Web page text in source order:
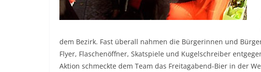
dem Bezirk. Fast überall nahmen die Bürgerinnen und
Flyer, Flaschenöffner, Skatspiele und Kugelschreiber
Aktion schmeckte dem Team das Freitagabend-Bier in der